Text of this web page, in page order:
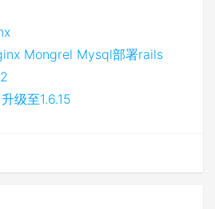
Mongrel Mysql部署rails
级至1.6.15